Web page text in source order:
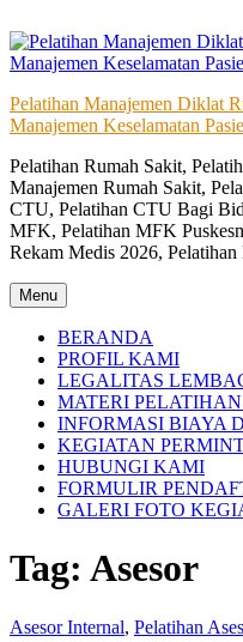
to
content
Pelatihan Manajemen Diklat
Manajemen Keselamatan
Pelatihan Rumah Sakit,
Manajemen Rumah Sakit,
CTU, Pelatihan CTU Bagi
MFK, Pelatihan MFK
Rekam Medis 2026,
Menu
BERANDA
PROFIL KAMI
LEGALITAS
MATERI
INFORMASI BIAYA
KEGIATAN
HUBUNGI KAMI
FORMULIR
GALERI FOTO
Tag: Asesor
Asesor Internal, Pelatihan